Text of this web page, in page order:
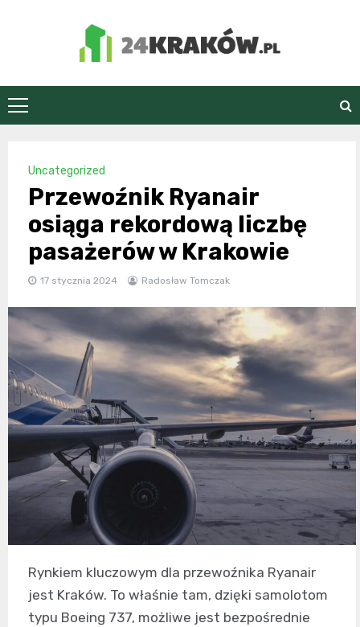
24Kraków.pl
Uncategorized
Przewoźnik Ryanair
osiąga rekordową liczbę
pasażerów w Krakowie
17 stycznia 2024 Radosław Tomczak
Rynkiem kluczowym dla przewoźnika Ryanair
jest Kraków. To właśnie tam, dzięki samolotom
typu Boeing 737, możliwe jest bezpośrednie